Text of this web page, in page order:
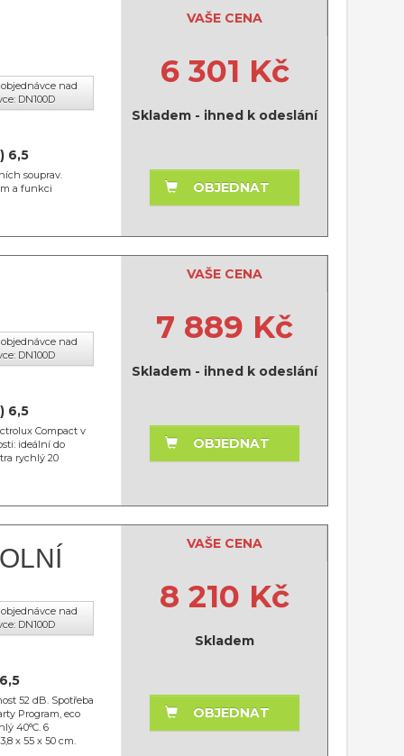
nad
DN100D
6,5
souprav.
a funkci
VAŠE CENA
6 301 Kč
Skladem - ihned k odeslání
OBJEDNAT
nad
DN100D
6,5
Compact v
ideální do
rychlý 20
VAŠE CENA
7 889 Kč
Skladem - ihned k odeslání
OBJEDNAT
nad
DN100D
52 dB. Spotřeba
Program, eco
40°C. 6
x 55 x 50 cm.
VAŠE CENA
8 210 Kč
Skladem
OBJEDNAT